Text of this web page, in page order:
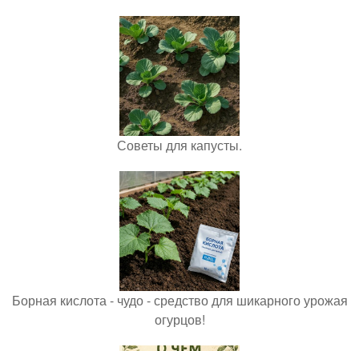
Советы для капусты.
Борная кислота - чудо - средство для шикарного урожая
огурцов!